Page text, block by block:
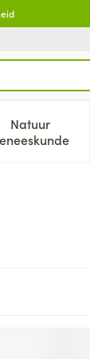
kinderen
Vitaliteit
Natuur
Toon